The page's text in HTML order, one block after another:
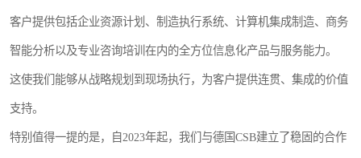
客户提供包括企业资源计划、制造执行系统、计算机集成制造、商务
智能分析以及专业咨询培训在内的全方位信息化产品与服务能力。
这使我们能够从战略规划到现场执行，为客户提供连贯、集成的价值
支持。
特别值得一提的是，自2023年起，我们与德国CSB建立了稳固的合作